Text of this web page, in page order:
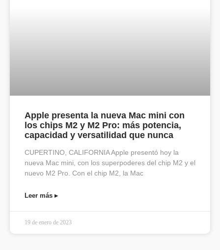
Apple presenta la nueva Mac mini con
los chips M2 y M2 Pro: más potencia,
capacidad y versatilidad que nunca
CUPERTINO, CALIFORNIA Apple presentó hoy la
nueva Mac mini, con los superpoderes del chip M2 y el
nuevo M2 Pro. Con el chip M2, la Mac
Leer más ▸
19 de enero de 2023